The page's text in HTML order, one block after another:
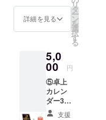
ダー ・
壁掛け
カレン
ダー ・
社お守
り 以上
の三点
をお届
けしま
す。 ※
消費税
詳細を見る
リ
タ
ー
ン
を
選
択
す
る
5,0
00 円
⑤卓上
カレン
ダー3冊
+銀鏡神
支援